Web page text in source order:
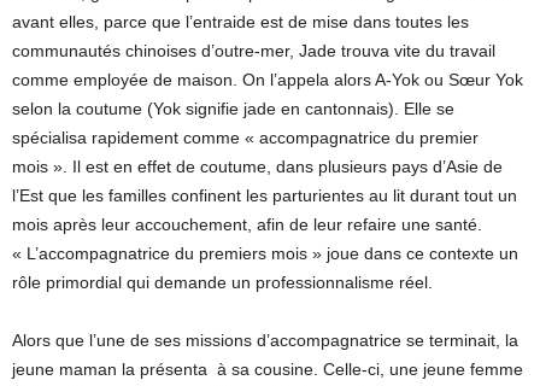
avant elles, parce que l’entraide est de mise dans toutes les
communautés chinoises d’outre-mer, Jade trouva vite du travail
comme employée de maison. On l’appela alors A-Yok ou Sœur Yok
selon la coutume (Yok signifie jade en cantonnais). Elle se
spécialisa rapidement comme « accompagnatrice du premier
mois ». Il est en effet de coutume, dans plusieurs pays d’Asie de
l’Est que les familles confinent les parturientes au lit durant tout un
mois après leur accouchement, afin de leur refaire une santé.
« L’accompagnatrice du premiers mois » joue dans ce contexte un
rôle primordial qui demande un professionnalisme réel.
Alors que l’une de ses missions d’accompagnatrice se terminait, la
jeune maman la présenta à sa cousine. Celle-ci, une jeune femme